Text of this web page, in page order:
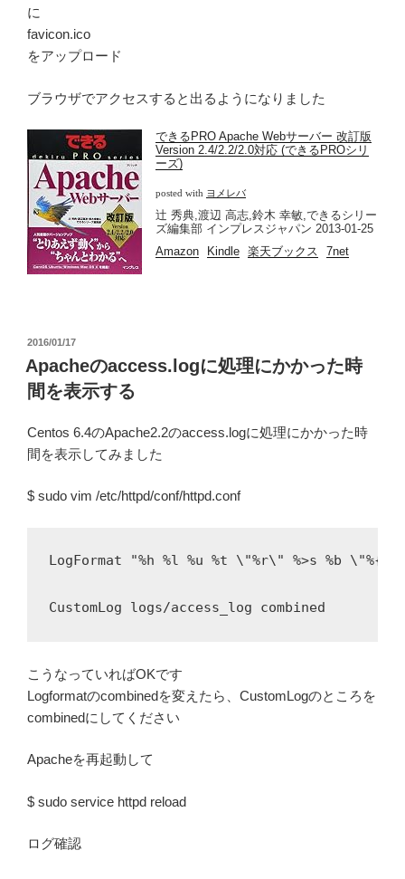
に
favicon.ico
をアップロード
ブラウザでアクセスすると出るようになりました
できるPRO Apache Webサーバー 改訂版
Version 2.4/2.2/2.0対応 (できるPROシリ
ーズ)
posted with ヨメレバ
辻 秀典,渡辺 高志,鈴木 幸敏,できるシリー
ズ編集部 インプレスジャパン 2013-01-25
Amazon
Kindle 楽天ブックス 7net
投
稿
日:
2016/01/17
Apacheのaccess.logに処理にかかった時
間を表示する
Centos 6.4のApache2.2のaccess.logに処理にかかった時
間を表示してみました
$ sudo vim /etc/httpd/conf/httpd.conf
LogFormat "%h %l %u %t \"%r\" %>s %b
こうなっていればOKです
Logformatのcombinedを変えたら、CustomLogのところを
combinedにしてください
Apacheを再起動して
$ sudo service httpd reload
ログ確認